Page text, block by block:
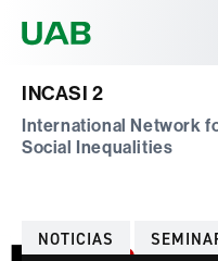
INCASI 2
International Network
Social Inequalities
Categorías
NOTICIAS